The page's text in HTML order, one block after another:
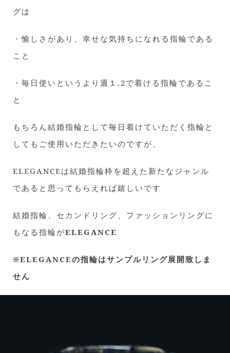
グは
・愉しさがあり、幸せな気持ちになれる指輪である
こと
・毎日使いというより週１.2で着ける指輪であるこ
と
もちろん結婚指輪として毎日着けていただく指輪と
してもご使用いただきたいのですが、
ELEGANCEは結婚指輪枠を超えた新たなジャンル
であると思ってもらえれば嬉しいです
結婚指輪、セカンドリング、ファッションリングに
もなる指輪がELEGANCE
※ELEGANCEの指輪はサンプルリング展開致しま
せん